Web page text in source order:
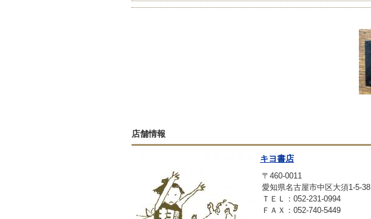
店舗情報
キヨ書店
〒460-0011
愛知県名古屋市中区大須1-5-38
ＴＥＬ：052-231-0994
ＦＡＸ：052-740-5449